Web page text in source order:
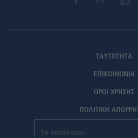
ΤΑΥΤΟΤΗΤΑ
ΕΠΙΚΟΙΝΩΝΙΑ
ΟΡΟΙ ΧΡΗΣΗΣ
ΠΟΛΙΤΙΚΗ